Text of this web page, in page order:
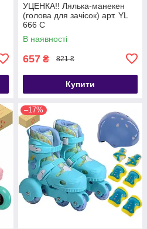
УЦЕНКА!! Лялька-манекен
(голова для зачісок) арт. YL
666 C
В наявності
657 ₴ 821 ₴
Купити
–17%